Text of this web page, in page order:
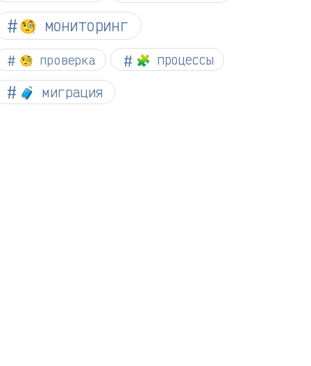
🧐 мониторинг
🧐 проверка 🧩 процессы
🧳 миграция